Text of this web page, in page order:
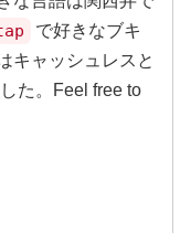
で好きなブキ
キャッシュレスと
た。Feel free to